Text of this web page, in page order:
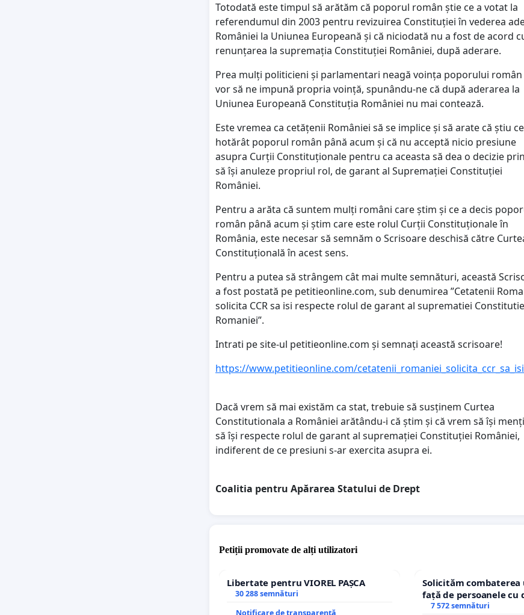
Totodată este timpul să arătăm că poporul român știe ce a votat la
referendumul din 2003 pentru revizuirea Constituției în vederea
României la Uniunea Europeană și că niciodată nu a fost de acord
renunțarea la supremația Constituției României, după aderare.
Prea mulți politicieni și parlamentari neagă voința poporului român
vor să ne impună propria voință, spunându-ne că după aderarea la
Uniunea Europeană Constituția României nu mai contează.
Este vremea ca cetățenii României să se implice și să arate că știu
hotărât poporul român până acum și că nu acceptă nicio presiune
asupra Curții Constituționale pentru ca aceasta să dea o decizie
să își anuleze propriul rol, de garant al Supremației Constituției
României.
Pentru a arăta că suntem mulți români care știm și ce a decis
român până acum și știm care este rolul Curții Constituționale în
România, este necesar să semnăm o Scrisoare deschisă către
Constituțională în acest sens.
Pentru a putea să strângem cât mai multe semnături, această
a fost postată pe petitieonline.com, sub denumirea ”Cetatenii
solicita CCR sa isi respecte rolul de garant al suprematiei
Romaniei”.
Intrati pe site-ul petitieonline.com și semnați această scrisoare!
https://www.petitieonline.com/
Dacă vrem să mai existăm ca stat, trebuie să susținem Curtea
Constitutionala a României arătându-i că știm și că vrem să își
să își respecte rolul de garant al supremației Constituției României,
indiferent de ce presiuni s-ar exercita asupra ei.
Coalitia pentru Apărarea Statului de Drept
Petiții promovate de alți utilizatori
Libertate pentru VIOREL PAȘCA
30 288 semnături
Notificare de transparență
Solicităm
față de persoanele
7 572 semnături